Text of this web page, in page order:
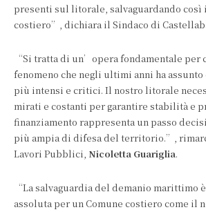
presenti sul litorale, salvaguardando
costiero”, dichiara il Sindaco di
“Si tratta di un’opera fondamentale per
fenomeno che negli ultimi anni ha
più intensi e critici. Il nostro litorale
mirati e costanti per garantire stabilità e
finanziamento rappresenta un passo
più ampia di difesa del territorio.”,
Lavori Pubblici, Nicoletta Guariglia.
“La salvaguardia del demanio marittimo
assoluta per un Comune costiero come il